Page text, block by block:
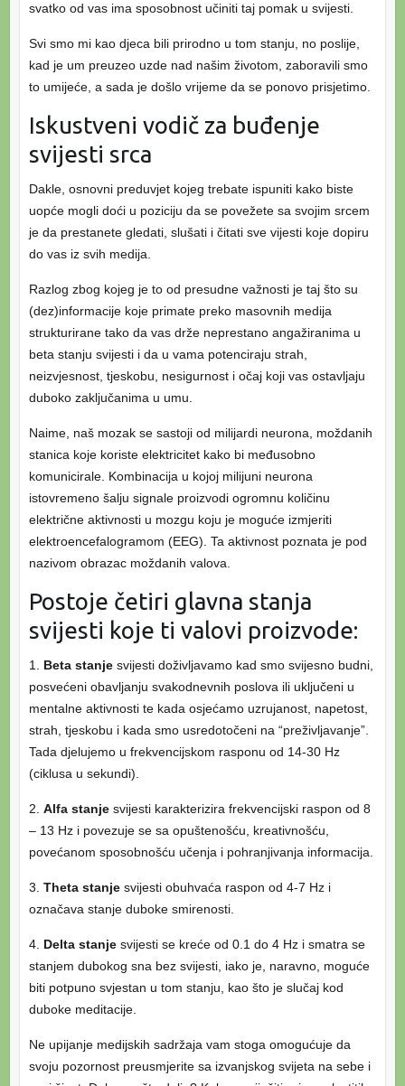
svatko od vas ima sposobnost učiniti taj pomak u svijesti.
Svi smo mi kao djeca bili prirodno u tom stanju, no poslije,
kad je um preuzeo uzde nad našim životom, zaboravili smo
to umijeće, a sada je došlo vrijeme da se ponovo prisjetimo.
Iskustveni vodič za buđenje
svijesti srca
Dakle, osnovni preduvjet kojeg trebate ispuniti kako biste
uopće mogli doći u poziciju da se povežete sa svojim srcem
je da prestanete gledati, slušati i čitati sve vijesti koje dopiru
do vas iz svih medija.
Razlog zbog kojeg je to od presudne važnosti je taj što su
(dez)informacije koje primate preko masovnih medija
strukturirane tako da vas drže neprestano angažiranima u
beta stanju svijesti i da u vama potenciraju strah,
neizvjesnost, tjeskobu, nesigurnost i očaj koji vas ostavljaju
duboko zaključanima u umu.
Naime, naš mozak se sastoji od milijardi neurona, moždanih
stanica koje koriste elektricitet kako bi međusobno
komunicirale. Kombinacija u kojoj milijuni neurona
istovremeno šalju signale proizvodi ogromnu količinu
električne aktivnosti u mozgu koju je moguće izmjeriti
elektroencefalogramom (EEG). Ta aktivnost poznata je pod
nazivom obrazac moždanih valova.
Postoje četiri glavna stanja
svijesti koje ti valovi proizvode:
1. Beta stanjesvijesti doživljavamo kad smo svijesno budni,
posvećeni obavljanju svakodnevnih poslova ili uključeni u
mentalne aktivnosti te kada osjećamo uzrujanost, napetost,
strah, tjeskobu i kada smo usredotočeni na “preživljavanje”.
Tada djelujemo u frekvencijskom rasponu od 14-30 Hz
(ciklusa u sekundi).
2. Alfa stanjesvijesti karakterizira frekvencijski raspon od 8
– 13 Hz i povezuje se sa opuštenošću, kreativnošću,
povećanom sposobnošću učenja i pohranjivanja informacija.
3. Theta stanjesvijesti obuhvaća raspon od 4-7 Hz i
označava stanje duboke smirenosti.
4. Delta stanjesvijesti se kreće od 0.1 do 4 Hz i smatra se
stanjem dubokog sna bez svijesti, iako je, naravno, moguće
biti potpuno svjestan u tom stanju, kao što je slučaj kod
duboke meditacije.
Ne upijanje medijskih sadržaja vam stoga omogućuje da
svoju pozornost preusmjerite sa izvanjskog svijeta na sebe i